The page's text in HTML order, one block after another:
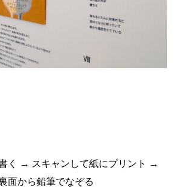
く → スキャンして紙にプリント →
面から鉛筆でなぞる